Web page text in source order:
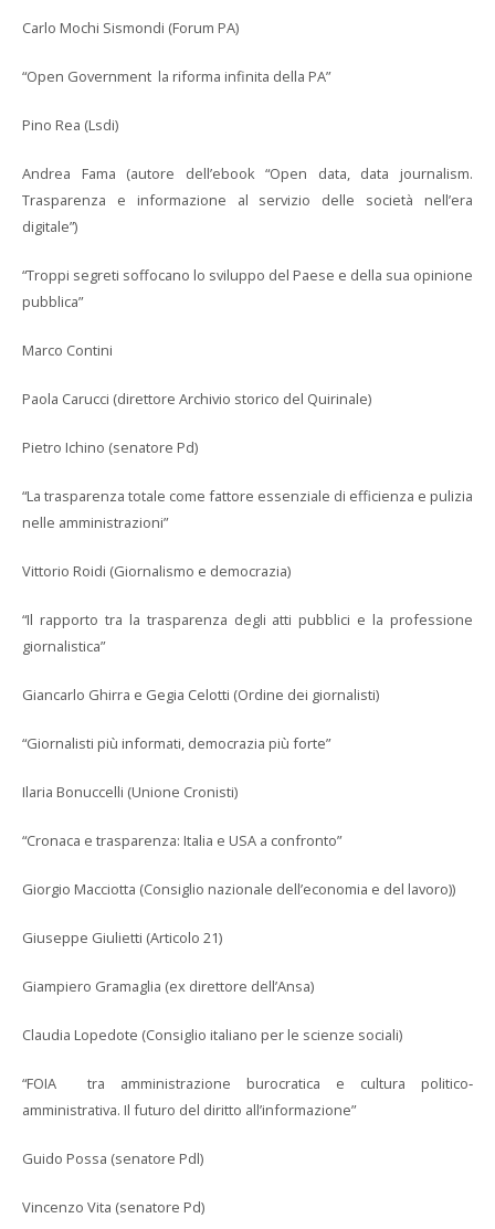
Carlo Mochi Sismondi (Forum PA)
“Open Government la riforma infinita della PA”
Pino Rea (Lsdi)
Andrea Fama (autore dell’ebook “Open data, data journalism.
Trasparenza e informazione al servizio delle società nell’era
digitale”)
“Troppi segreti soffocano lo sviluppo del Paese e della sua opinione
pubblica”
Marco Contini
Paola Carucci (direttore Archivio storico del Quirinale)
Pietro Ichino (senatore Pd)
“La trasparenza totale come fattore essenziale di efficienza e pulizia
nelle amministrazioni”
Vittorio Roidi (Giornalismo e democrazia)
“Il rapporto tra la trasparenza degli atti pubblici e la professione
giornalistica”
Giancarlo Ghirra e Gegia Celotti (Ordine dei giornalisti)
“Giornalisti più informati, democrazia più forte”
Ilaria Bonuccelli (Unione Cronisti)
“Cronaca e trasparenza: Italia e USA a confronto”
Giorgio Macciotta (Consiglio nazionale dell’economia e del lavoro))
Giuseppe Giulietti (Articolo 21)
Giampiero Gramaglia (ex direttore dell’Ansa)
Claudia Lopedote (Consiglio italiano per le scienze sociali)
“FOIA tra amministrazione burocratica e cultura politico‐
amministrativa. Il futuro del diritto all’informazione”
Guido Possa (senatore Pdl)
Vincenzo Vita (senatore Pd)